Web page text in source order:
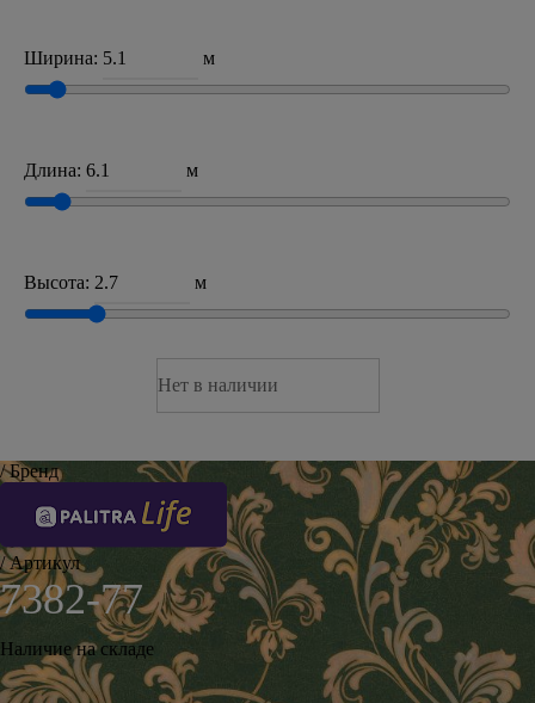
Ширина: м
Длина: м
Высота: м
Нет в наличии
/ Бренд
/ Артикул
7382-77
Наличие на складе